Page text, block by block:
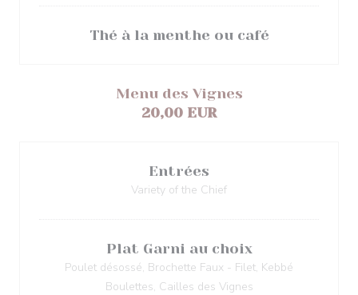
Thé à la menthe ou café
Menu des Vignes
20,00 EUR
Entrées
Variety of the Chief
Plat Garni au choix
Poulet désossé, Brochette Faux - Filet, Kebbé
Boulettes, Cailles des Vignes